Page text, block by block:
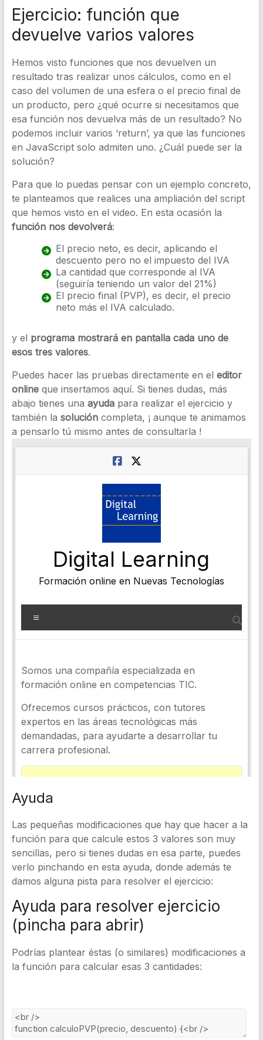
Ejercicio: función que
devuelve varios valores
Hemos visto funciones que nos devuelven un
resultado tras realizar unos cálculos, como en el
caso del volumen de una esfera o el precio final de
un producto, pero ¿qué ocurre si necesitamos que
esa función nos devuelva más de un resultado? No
podemos incluir varios ‘return’, ya que las funciones
en JavaScript solo admiten uno. ¿Cuál puede ser la
solución?
Para que lo puedas pensar con un ejemplo concreto,
te planteamos que realices una ampliación del script
que hemos visto en el video. En esta ocasión la
función nos devolverá:
El precio neto, es decir, aplicando el
descuento pero no el impuesto del IVA
La cantidad que corresponde al IVA
(seguiría teniendo un valor del 21%)
El precio final (PVP), es decir, el precio
neto más el IVA calculado.
y el programa mostrará en pantalla cada uno de
esos tres valores.
Puedes hacer las pruebas directamente en el editor
onlineque insertamos aquí. Si tienes dudas, más
abajo tienes una ayudapara realizar el ejercicio y
también la solucióncompleta, ¡ aunque te animamos
a pensarlo tú mismo antes de consultarla !
Ayuda
Las pequeñas modificaciones que hay que hacer a la
función para que calcule estos 3 valores son muy
sencillas, pero si tienes dudas en esa parte, puedes
verlo pinchando en esta ayuda, donde además te
damos alguna pista para resolver el ejercicio:
Ayuda para resolver ejercicio
(pincha para abrir)
Podrías plantear éstas (o similares) modificaciones a
la función para calcular esas 3 cantidades: